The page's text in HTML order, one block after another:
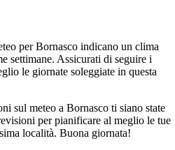
per Bornasco indicano un clima
settimane. Assicurati di seguire i
le giornate soleggiate in questa
sul meteo a Bornasco ti siano state
per pianificare al meglio le tue
località. Buona giornata!